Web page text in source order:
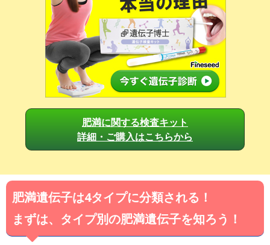
肥満に関する検査キット
詳細・ご購入はこちらから
肥満遺伝子は4タイプに分類される！
まずは、タイプ別の肥満遺伝子を知ろう！